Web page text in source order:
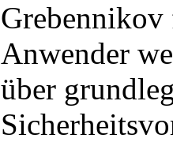
Anwender
über